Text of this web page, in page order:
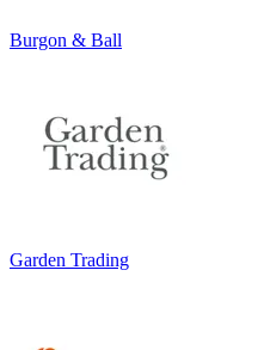
Burgon & Ball
Garden Trading